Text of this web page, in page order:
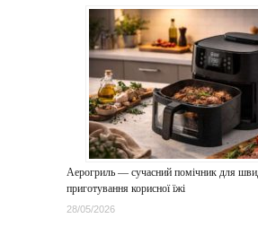
Аерогриль — сучасний помічник для
приготування корисної їжі
28/05/2026